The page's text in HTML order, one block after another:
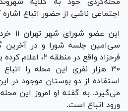
اجتماعی ناشی از حضور اتباع اشاره
این
سی‌امین جلسه شورا و در آخرین
فرحزاد واقع در
۳۰ هزار نفری این محله را
استفاده از دو بوستان موجود در
می‌گیرد. به گفته او امروز این
ورود اتباع است.